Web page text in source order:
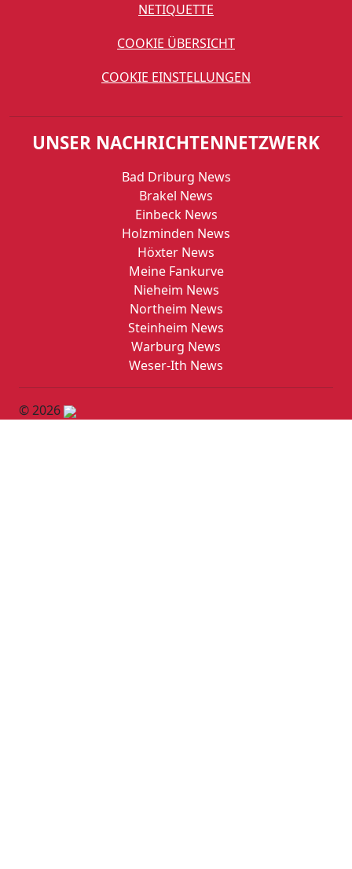
NETIQUETTE
COOKIE ÜBERSICHT
COOKIE EINSTELLUNGEN
UNSER NACHRICHTENNETZWERK
Bad Driburg News
Brakel News
Einbeck News
Holzminden News
Höxter News
Meine Fankurve
Nieheim News
Northeim News
Steinheim News
Warburg News
Weser-Ith News
© 2026